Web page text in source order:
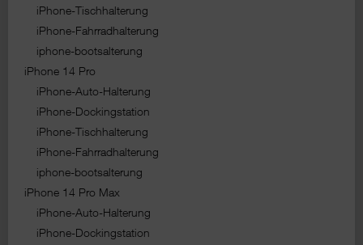
iPhone-Tischhalterung
iPhone-Fahrradhalterung
iphone-bootsalterung
iPhone 14 Pro
iPhone-Auto-Halterung
iPhone-Dockingstation
iPhone-Tischhalterung
iPhone-Fahrradhalterung
iphone-bootsalterung
iPhone 14 Pro Max
iPhone-Auto-Halterung
iPhone-Dockingstation